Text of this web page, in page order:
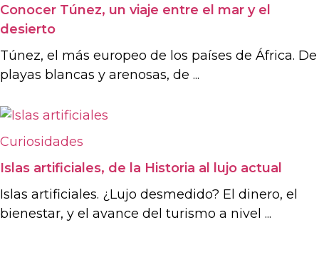
Conocer Túnez, un viaje entre el mar y el
desierto
Túnez, el más europeo de los países de África. De
playas blancas y arenosas, de ...
Curiosidades
Islas artificiales, de la Historia al lujo actual
Islas artificiales. ¿Lujo desmedido? El dinero, el
bienestar, y el avance del turismo a nivel ...